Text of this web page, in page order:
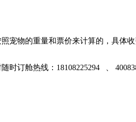
宠物的重量和票价来计算的，具体
随时订舱热线：18108225294 、